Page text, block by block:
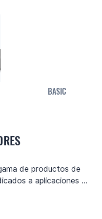
BASIC
de productos de
a aplicaciones